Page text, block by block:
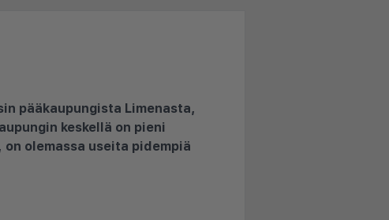
pääkaupungista Limenasta,
keskellä on pieni
olemassa useita pidempiä